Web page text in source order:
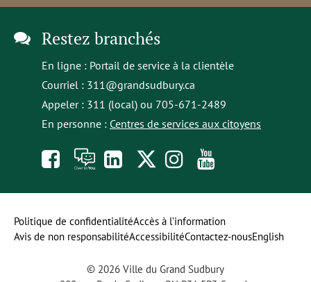
Restez branchés
En ligne : Portail de service à la clientèle
Courriel : 311@grandsudbury.ca
Appeler : 311 (local) ou 705-671-2489
En personne : Centres de services aux citoyens
Like
us
on
Facebook
À
toi
la
opens
in
a
Follow
us
on
Follow
us
on
Instagram
to
our
YouTube
© 2026 Ville du Grand Sudbury
Politique de confidentialitéAccès à l’information
Avis de non responsabilitéAccessibilitéContactez-nousEnglish